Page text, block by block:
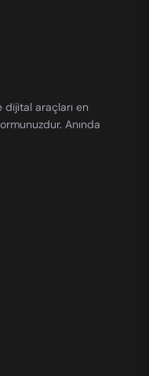
dijital araçları en
Anında